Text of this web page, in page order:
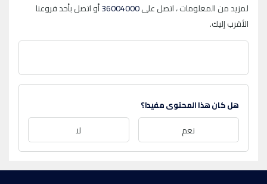
لمزيد من المعلومات ، اتصل على36004000أو اتصل بأحد فروعنا
الأقرب إليك.
هل كان هذا المحتوى مفيدا؟
نعم لا